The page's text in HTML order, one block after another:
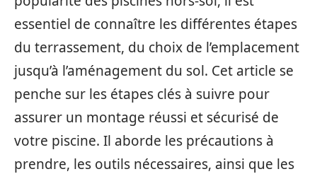
essentiel de connaître les différentes étapes
du terrassement, du choix de l’emplacement
jusqu’à l’aménagement du sol. Cet article se
penche sur les étapes clés à suivre pour
assurer un montage réussi et sécurisé de
votre piscine. Il aborde les précautions à
prendre, les outils nécessaires, ainsi que les